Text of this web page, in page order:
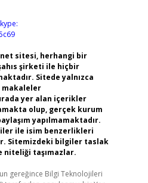
sitesi, herhangi bir
şirketi ile hiçbir
Sitede yalnızca
makaleler
yer alan içerikler
olup, gerçek kurum
yapılmamaktadır.
ile isim benzerlikleri
Sitemizdeki bilgiler taslak
niteliği taşımazlar.
gereğince Bilgi Teknolojileri